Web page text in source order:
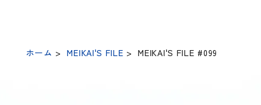
ホーム >MEIKAI'S FILE >MEIKAI'S FILE #099